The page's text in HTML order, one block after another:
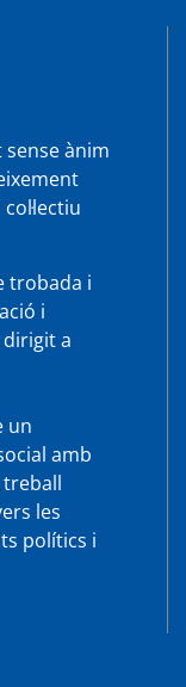
ànim
trobada i
i
a
un
amb
treball
les
polítics i